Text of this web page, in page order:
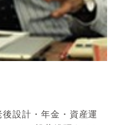
設計・年金・資産運